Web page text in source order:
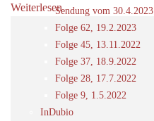
Sendung vom 30.4.2023
Folge 62, 19.2.2023
Folge 45, 13.11.2022
Folge 37, 18.9.2022
Folge 28, 17.7.2022
Folge 9, 1.5.2022
InDubio
Weiterlesen